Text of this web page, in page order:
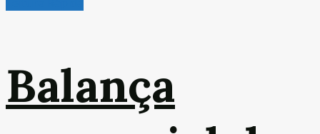
Balança